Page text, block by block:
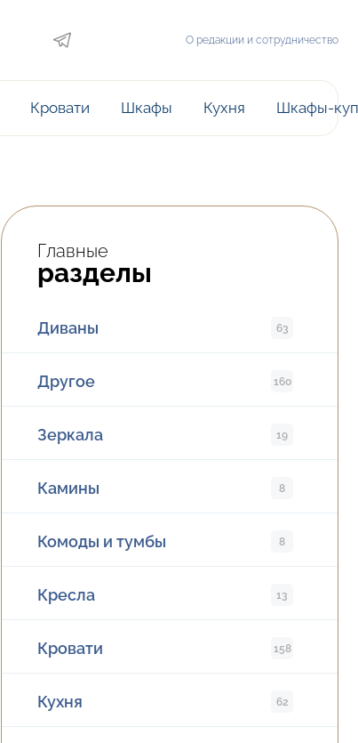
О редакции и сотрудничество
Кровати Шкафы Кухня Шкафы-
Главные
разделы
Диваны 63
Другое 160
Зеркала 19
Камины 8
Комоды и тумбы 8
Кресла 13
Кровати 158
Кухня 62